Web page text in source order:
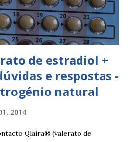
a pilula yasminelle® a mulher deve
da menstruação e iniciar a pilula
de estradiol +
e respostas -
natural
2014
Qlaira® (valerato de